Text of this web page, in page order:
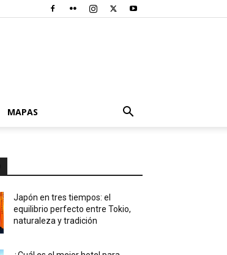
MAPAS
Japón en tres tiempos: el
equilibrio perfecto entre Tokio,
naturaleza y tradición